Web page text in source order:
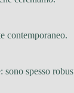
contemporaneo.
spesso